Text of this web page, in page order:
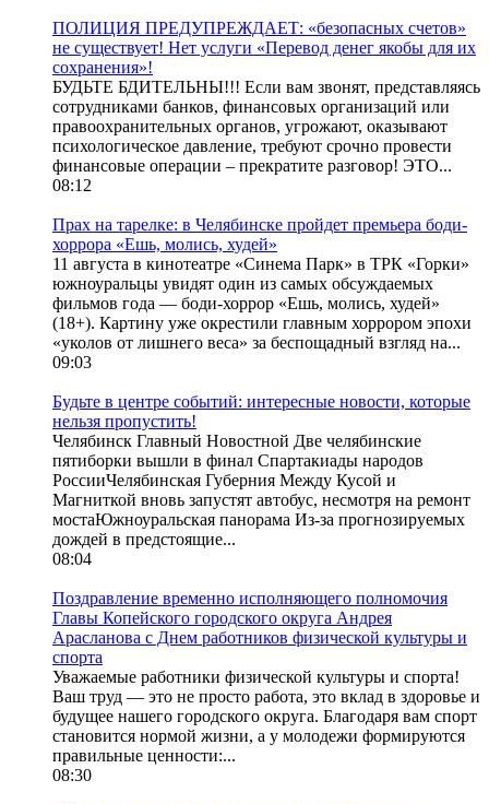
ПОЛИЦИЯ ПРЕДУПРЕЖДАЕТ: «безопасных счетов»
не существует! Нет услуги «Перевод денег якобы для их
сохранения»!
БУДЬТЕ БДИТЕЛЬНЫ!!! Если вам звонят, представляясь
сотрудниками банков, финансовых организаций или
правоохранительных органов, угрожают, оказывают
психологическое давление, требуют срочно провести
финансовые операции – прекратите разговор! ЭТО...
08:12
Прах на тарелке: в Челябинске пройдет премьера боди-
хоррора «Ешь, молись, худей»
11 августа в кинотеатре «Синема Парк» в ТРК «Горки»
южноуральцы увидят один из самых обсуждаемых
фильмов года — боди-хоррор «Ешь, молись, худей»
(18+). Картину уже окрестили главным хоррором эпохи
«уколов от лишнего веса» за беспощадный взгляд на...
09:03
Будьте в центре событий: интересные новости, которые
нельзя пропустить!
Челябинск Главный Новостной Две челябинские
пятиборки вышли в финал Спартакиады народов
РоссииЧелябинская Губерния Между Кусой и
Магниткой вновь запустят автобус, несмотря на ремонт
мостаЮжноуральская панорама Из-за прогнозируемых
дождей в предстоящие...
08:04
Поздравление временно исполняющего полномочия
Главы Копейского городского округа Андрея
Арасланова с Днем работников физической культуры и
спорта
Уважаемые работники физической культуры и спорта!
Ваш труд — это не просто работа, это вклад в здоровье и
будущее нашего городского округа. Благодаря вам спорт
становится нормой жизни, а у молодежи формируются
правильные ценности:...
08:30